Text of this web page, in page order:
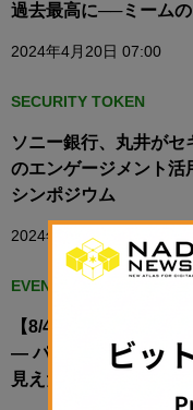
過去最高に──ミーム
2024年4月20日 07:00
SECURITY TOKEN
ソニー銀行、丸井がセ
のエンゲージメント活
シンポジウム
2024年3月12日 12:34
EVENT
【8/4開催】国内STは
— パブリックブロッ
見えたクロスボーダー